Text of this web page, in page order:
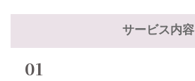
サービス内容
01